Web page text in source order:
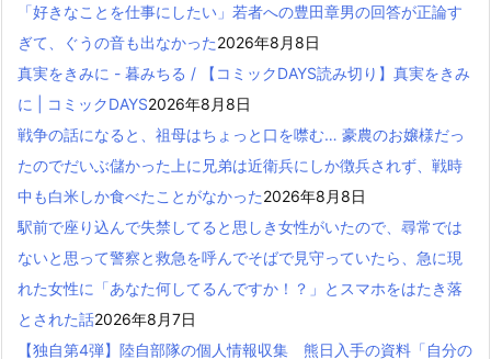
「好きなことを仕事にしたい」若者への豊田章男の回答が正論す
ぎて、ぐうの音も出なかった2026年8月8日
真実をきみに - 暮みちる / 【コミックDAYS読み切り】真実をきみ
に | コミックDAYS2026年8月8日
戦争の話になると、祖母はちょっと口を噤む… 豪農のお嬢様だっ
たのでだいぶ儲かった上に兄弟は近衛兵にしか徴兵されず、戦時
中も白米しか食べたことがなかった2026年8月8日
駅前で座り込んで失禁してると思しき女性がいたので、尋常では
ないと思って警察と救急を呼んでそばで見守っていたら、急に現
れた女性に「あなた何してるんですか！？」とスマホをはたき落
とされた話2026年8月7日
【独自第4弾】陸自部隊の個人情報収集 熊日入手の資料「自分の